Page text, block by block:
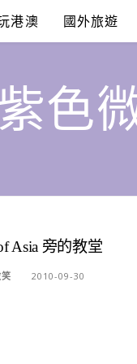
港澳 國外旅遊
色
Asia 旁的教堂
2010-09-30